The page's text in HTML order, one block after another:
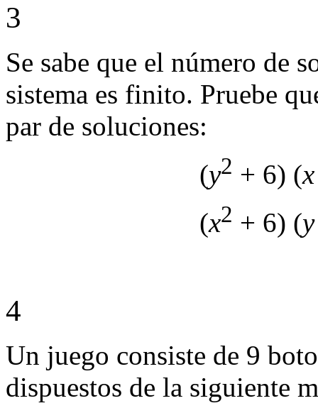
3
Se sabe que el número de
sistema es finito. Pruebe
par de soluciones:
(y2 + 6) (x
(x2 + 6) (y
4
Un juego consiste de 9
dispuestos de la siguiente